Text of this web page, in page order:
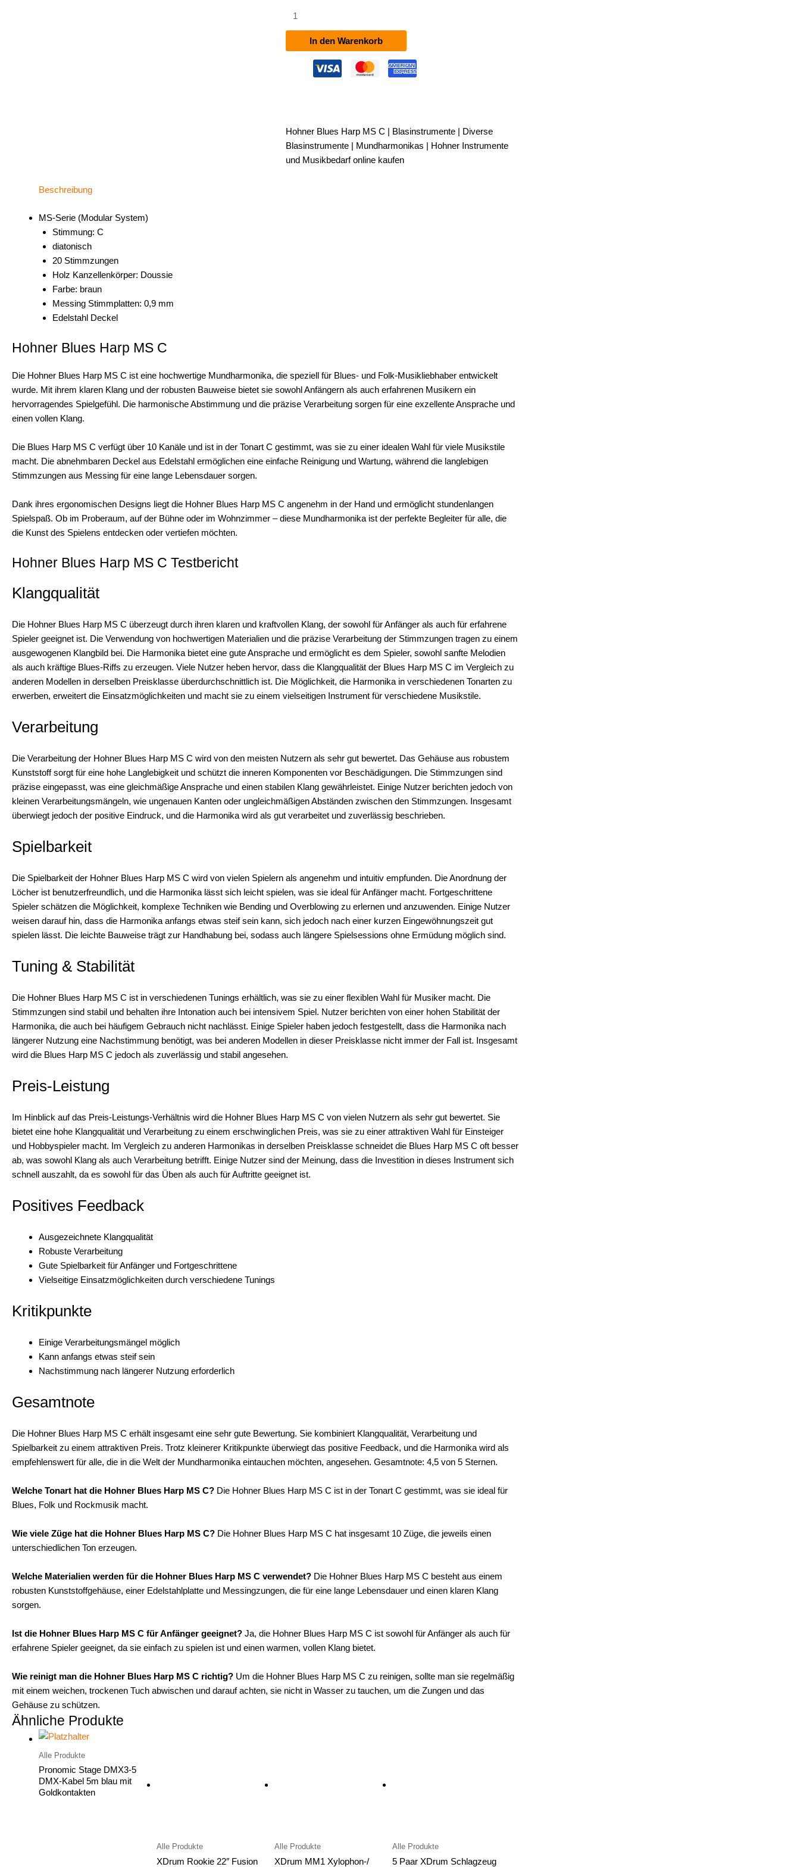
Blues
MS
In den Warenkorb
Hohner Blues Harp MS C | Blasinstrumente | Diverse
Blasinstrumente | Mundharmonikas | Hohner Instrumente
und Musikbedarf online kaufen
Beschreibung
MS-Serie (Modular System)
Stimmung: C
diatonisch
20 Stimmzungen
Holz Kanzellenkörper: Doussie
Farbe: braun
Messing Stimmplatten: 0,9 mm
Edelstahl Deckel
Hohner Blues Harp MS C
Die Hohner Blues Harp MS C ist eine hochwertige Mundharmonika, die speziell für Blues- und Folk-Musikliebhaber entwickelt
wurde. Mit ihrem klaren Klang und der robusten Bauweise bietet sie sowohl Anfängern als auch erfahrenen Musikern ein
hervorragendes Spielgefühl. Die harmonische Abstimmung und die präzise Verarbeitung sorgen für eine exzellente Ansprache und
einen vollen Klang.
Die Blues Harp MS C verfügt über 10 Kanäle und ist in der Tonart C gestimmt, was sie zu einer idealen Wahl für viele Musikstile
macht. Die abnehmbaren Deckel aus Edelstahl ermöglichen eine einfache Reinigung und Wartung, während die langlebigen
Stimmzungen aus Messing für eine lange Lebensdauer sorgen.
Dank ihres ergonomischen Designs liegt die Hohner Blues Harp MS C angenehm in der Hand und ermöglicht stundenlangen
Spielspaß. Ob im Proberaum, auf der Bühne oder im Wohnzimmer – diese Mundharmonika ist der perfekte Begleiter für alle, die
die Kunst des Spielens entdecken oder vertiefen möchten.
Hohner Blues Harp MS C Testbericht
Klangqualität
Die Hohner Blues Harp MS C überzeugt durch ihren klaren und kraftvollen Klang, der sowohl für Anfänger als auch für erfahrene
Spieler geeignet ist. Die Verwendung von hochwertigen Materialien und die präzise Verarbeitung der Stimmzungen tragen zu einem
ausgewogenen Klangbild bei. Die Harmonika bietet eine gute Ansprache und ermöglicht es dem Spieler, sowohl sanfte Melodien
als auch kräftige Blues-Riffs zu erzeugen. Viele Nutzer heben hervor, dass die Klangqualität der Blues Harp MS C im Vergleich zu
anderen Modellen in derselben Preisklasse überdurchschnittlich ist. Die Möglichkeit, die Harmonika in verschiedenen Tonarten zu
erwerben, erweitert die Einsatzmöglichkeiten und macht sie zu einem vielseitigen Instrument für verschiedene Musikstile.
Verarbeitung
Die Verarbeitung der Hohner Blues Harp MS C wird von den meisten Nutzern als sehr gut bewertet. Das Gehäuse aus robustem
Kunststoff sorgt für eine hohe Langlebigkeit und schützt die inneren Komponenten vor Beschädigungen. Die Stimmzungen sind
präzise eingepasst, was eine gleichmäßige Ansprache und einen stabilen Klang gewährleistet. Einige Nutzer berichten jedoch von
kleinen Verarbeitungsmängeln, wie ungenauen Kanten oder ungleichmäßigen Abständen zwischen den Stimmzungen. Insgesamt
überwiegt jedoch der positive Eindruck, und die Harmonika wird als gut verarbeitet und zuverlässig beschrieben.
Spielbarkeit
Die Spielbarkeit der Hohner Blues Harp MS C wird von vielen Spielern als angenehm und intuitiv empfunden. Die Anordnung der
Löcher ist benutzerfreundlich, und die Harmonika lässt sich leicht spielen, was sie ideal für Anfänger macht. Fortgeschrittene
Spieler schätzen die Möglichkeit, komplexe Techniken wie Bending und Overblowing zu erlernen und anzuwenden. Einige Nutzer
weisen darauf hin, dass die Harmonika anfangs etwas steif sein kann, sich jedoch nach einer kurzen Eingewöhnungszeit gut
spielen lässt. Die leichte Bauweise trägt zur Handhabung bei, sodass auch längere Spielsessions ohne Ermüdung möglich sind.
Tuning & Stabilität
Die Hohner Blues Harp MS C ist in verschiedenen Tunings erhältlich, was sie zu einer flexiblen Wahl für Musiker macht. Die
Stimmzungen sind stabil und behalten ihre Intonation auch bei intensivem Spiel. Nutzer berichten von einer hohen Stabilität der
Harmonika, die auch bei häufigem Gebrauch nicht nachlässt. Einige Spieler haben jedoch festgestellt, dass die Harmonika nach
längerer Nutzung eine Nachstimmung benötigt, was bei anderen Modellen in dieser Preisklasse nicht immer der Fall ist. Insgesamt
wird die Blues Harp MS C jedoch als zuverlässig und stabil angesehen.
Preis-Leistung
Im Hinblick auf das Preis-Leistungs-Verhältnis wird die Hohner Blues Harp MS C von vielen Nutzern als sehr gut bewertet. Sie
bietet eine hohe Klangqualität und Verarbeitung zu einem erschwinglichen Preis, was sie zu einer attraktiven Wahl für Einsteiger
und Hobbyspieler macht. Im Vergleich zu anderen Harmonikas in derselben Preisklasse schneidet die Blues Harp MS C oft besser
ab, was sowohl Klang als auch Verarbeitung betrifft. Einige Nutzer sind der Meinung, dass die Investition in dieses Instrument sich
schnell auszahlt, da es sowohl für das Üben als auch für Auftritte geeignet ist.
Positives Feedback
Ausgezeichnete Klangqualität
Robuste Verarbeitung
Gute Spielbarkeit für Anfänger und Fortgeschrittene
Vielseitige Einsatzmöglichkeiten durch verschiedene Tunings
Kritikpunkte
Einige Verarbeitungsmängel möglich
Kann anfangs etwas steif sein
Nachstimmung nach längerer Nutzung erforderlich
Gesamtnote
Die Hohner Blues Harp MS C erhält insgesamt eine sehr gute Bewertung. Sie kombiniert Klangqualität, Verarbeitung und
Spielbarkeit zu einem attraktiven Preis. Trotz kleinerer Kritikpunkte überwiegt das positive Feedback, und die Harmonika wird als
empfehlenswert für alle, die in die Welt der Mundharmonika eintauchen möchten, angesehen. Gesamtnote: 4,5 von 5 Sternen.
Welche Tonart hat die Hohner Blues Harp MS C? Die Hohner Blues Harp MS C ist in der Tonart C gestimmt, was sie ideal für
Blues, Folk und Rockmusik macht.
Wie viele Züge hat die Hohner Blues Harp MS C? Die Hohner Blues Harp MS C hat insgesamt 10 Züge, die jeweils einen
unterschiedlichen Ton erzeugen.
Welche Materialien werden für die Hohner Blues Harp MS C verwendet? Die Hohner Blues Harp MS C besteht aus einem
robusten Kunststoffgehäuse, einer Edelstahlplatte und Messingzungen, die für eine lange Lebensdauer und einen klaren Klang
sorgen.
Ist die Hohner Blues Harp MS C für Anfänger geeignet? Ja, die Hohner Blues Harp MS C ist sowohl für Anfänger als auch für
erfahrene Spieler geeignet, da sie einfach zu spielen ist und einen warmen, vollen Klang bietet.
Wie reinigt man die Hohner Blues Harp MS C richtig? Um die Hohner Blues Harp MS C zu reinigen, sollte man sie regelmäßig
mit einem weichen, trockenen Tuch abwischen und darauf achten, sie nicht in Wasser zu tauchen, um die Zungen und das
Gehäuse zu schützen.
Ähnliche Produkte
Alle Produkte
Pronomic Stage DMX3-5
DMX-Kabel 5m blau mit
Goldkontakten
Alle Produkte
XDrum Rookie 22″ Fusion
Alle Produkte
XDrum MM1 Xylophon-/
Alle Produkte
5 Paar XDrum Schlagzeug